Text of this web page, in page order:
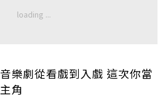
音樂劇從看戲到入戲 這次你當
主角